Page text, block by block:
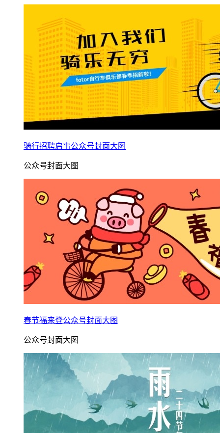
骑行招聘启事公众号封面大图
公众号封面大图
春节福来登公众号封面大图
公众号封面大图